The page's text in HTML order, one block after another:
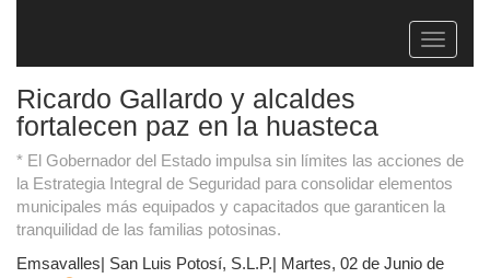
Toggle
Ricardo Gallardo y alcaldes
fortalecen paz en la huasteca
* El Gobernador del Estado impulsa sin límites las acciones de
la Estrategia Integral de Seguridad para consolidar elementos
municipales más equipados y capacitados que garanticen la
tranquilidad de las familias potosinas.
Emsavalles| San Luis Potosí, S.L.P.| Martes, 02 de Junio de